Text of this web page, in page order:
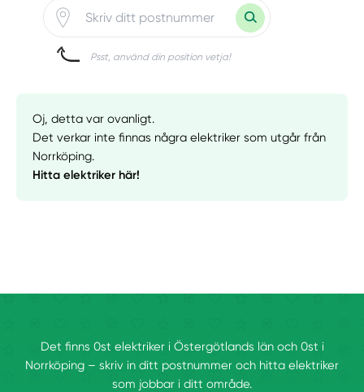
Psst, använd din position vetja!
Oj, detta var ovanligt.
Det verkar inte finnas några elektriker som utgår från
Norrköping.
Hitta elektriker här!
Det finns 0st elektriker i Östergötlands län och 0st i
Norrköping – skriv in ditt postnummer och hitta elektriker
som jobbar i ditt område.